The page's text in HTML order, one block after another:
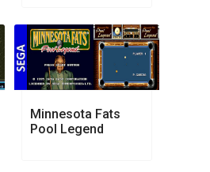
Minnesota Fats
Pool Legend